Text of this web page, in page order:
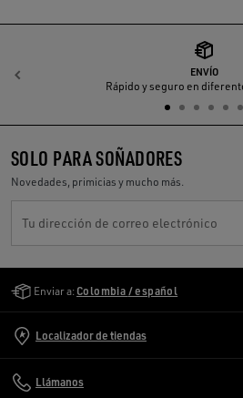
ENVÍO
Rápido y seguro en
Anterior
SOLO PARA SOÑADORES
Novedades, primicias y mucho más.
Tu dirección de correo electrónico
Enviar a: Colombia / español
Localizador de tiendas
Llámanos